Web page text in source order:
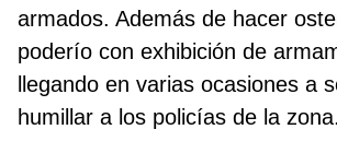
armados. Además de hacer
poderío con exhibición de
llegando en varias ocasiones a
humillar a los policías de la zona.